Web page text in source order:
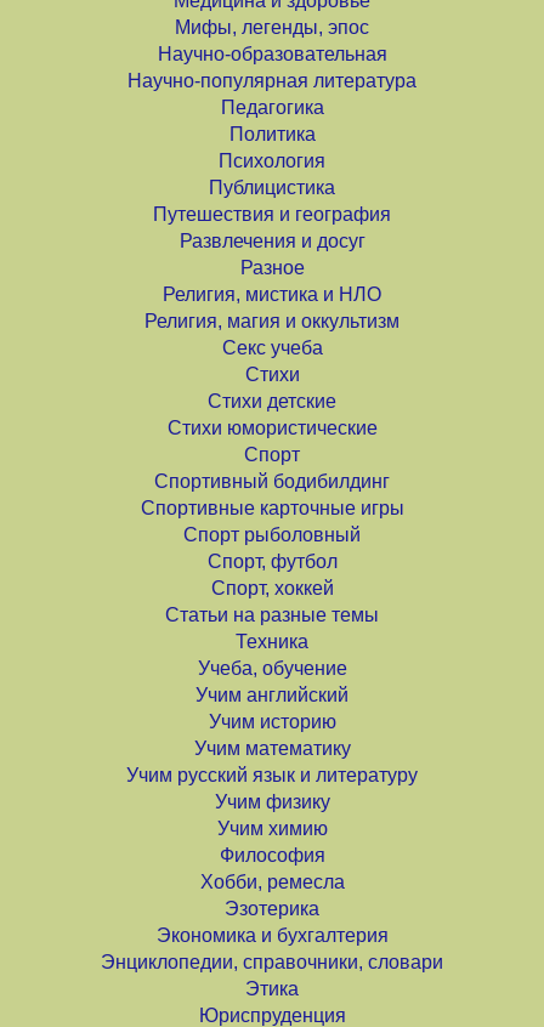
Мифы, легенды, эпос
Научно-образовательная
Научно-популярная литература
Педагогика
Политика
Психология
Публицистика
Путешествия и география
Развлечения и досуг
Разное
Религия, мистика и НЛО
Религия, магия и оккультизм
Секс учеба
Стихи
Стихи детские
Стихи юмористические
Спорт
Спортивный бодибилдинг
Спортивные карточные игры
Спорт рыболовный
Спорт, футбол
Спорт, хоккей
Статьи на разные темы
Техника
Учеба, обучение
Учим английский
Учим историю
Учим математику
Учим русский язык и литературу
Учим физику
Учим химию
Философия
Хобби, ремесла
Эзотерика
Экономика и бухгалтерия
Энциклопедии, справочники, словари
Этика
Юриспруденция